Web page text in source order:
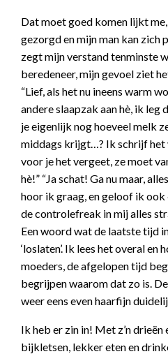
Dat moet goed komen lijkt
gezorgd en mijn man kan zich
zegt mijn verstand tenminste
beredeneer, mijn gevoel ziet
“Lief, als het nu ineens warm
andere slaapzak aan hè, ik leg
je eigenlijk nog hoeveel melk
middags krijgt…? Ik schrijf het
voor je het vergeet, ze moet
hè!” “Ja schat! Ga nu maar,
hoor ik graag, en geloof ik
de controlefreak in mij alles
Een woord wat de laatste tijd
‘loslaten’. Ik lees het overal en
moeders, de afgelopen tijd
begrijpen waarom dat zo is.
weer eens even haarfijn
Ik heb er zin in! Met z’n
bijkletsen, lekker eten en